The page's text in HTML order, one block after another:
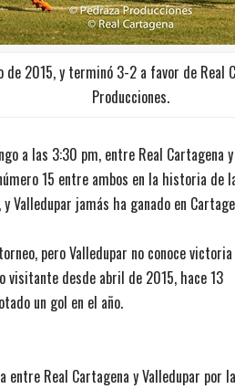
2015, y terminó 3-2 a favor de Real
Producciones.
a las 3:30 pm, entre Real Cartagena y
15 entre ambos en la historia de
Valledupar jamás ha ganado en
pero Valledupar no conoce victoria
visitante desde abril de 2015, hace 13
un gol en el año.
Real Cartagena y Valledupar por la